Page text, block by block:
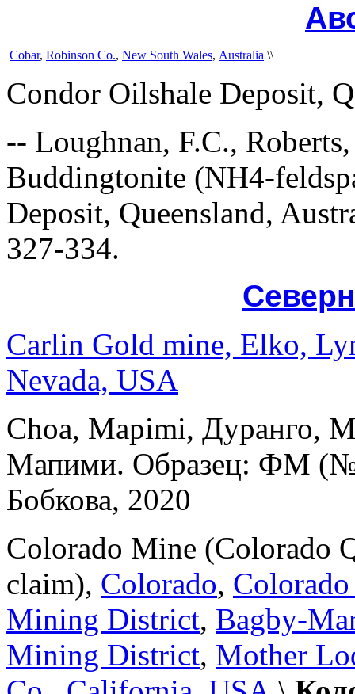
Cobar, Robinson Co., New South Wales, Australia \\
Condor Oilshale Deposit,
-- Loughnan, F.C.,
Buddingtonite (NH4-
Deposit, Queensland,
327-334.
Carlin Gold mine, Elko,
Nevada, USA
Choa, Mapimi, Дуранго,
Мапими. Образец: ФМ
Бобкова, 2020
Colorado Mine (Colorado
claim), Colorado,
Mining District, Bagby-
Mining District, Mother